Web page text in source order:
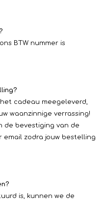
BTW nummer is
cadeau meegeleverd,
waanzinnige verrassing!
de bevestiging van de
email zodra jouw bestelling
is, kunnen we de